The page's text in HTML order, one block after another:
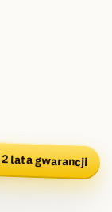
2 lata gwarancji